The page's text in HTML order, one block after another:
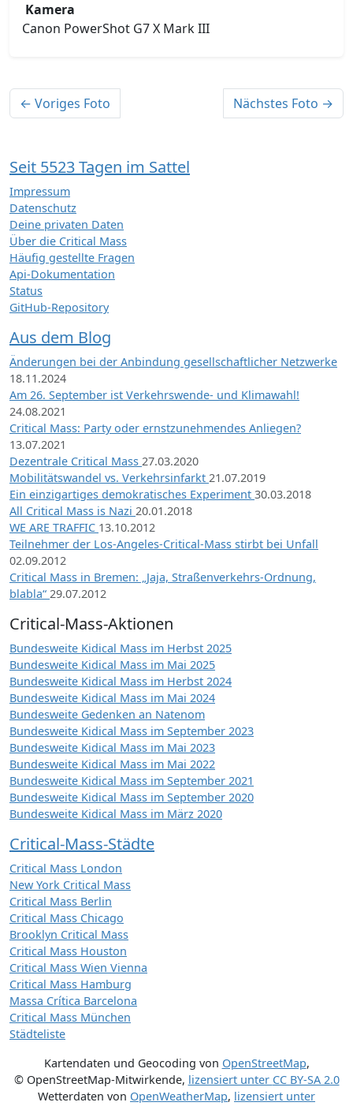
Kamera
Canon PowerShot G7 X Mark III
← Voriges Foto Nächstes Foto →
Seit 5523 Tagen im Sattel
Impressum
Datenschutz
Deine privaten Daten
Über die Critical Mass
Häufig gestellte Fragen
Api-Dokumentation
Status
GitHub-Repository
Aus dem Blog
Änderungen bei der Anbindung gesellschaftlicher Netzwerke
18.11.2024
Am 26. September ist Verkehrswende- und Klimawahl!
24.08.2021
Critical Mass: Party oder ernstzunehmendes Anliegen?
13.07.2021
Dezentrale Critical Mass 27.03.2020
Mobilitätswandel vs. Verkehrsinfarkt 21.07.2019
Ein einzigartiges demokratisches Experiment 30.03.2018
All Critical Mass is Nazi 20.01.2018
WE ARE TRAFFIC 13.10.2012
Teilnehmer der Los-Angeles-Critical-Mass stirbt bei Unfall
02.09.2012
Critical Mass in Bremen: „Jaja, Straßenverkehrs-Ordnung,
blabla“ 29.07.2012
Critical-Mass-Aktionen
Bundesweite Kidical Mass im Herbst 2025
Bundesweite Kidical Mass im Mai 2025
Bundesweite Kidical Mass im Herbst 2024
Bundesweite Kidical Mass im Mai 2024
Bundesweite Gedenken an Natenom
Bundesweite Kidical Mass im September 2023
Bundesweite Kidical Mass im Mai 2023
Bundesweite Kidical Mass im Mai 2022
Bundesweite Kidical Mass im September 2021
Bundesweite Kidical Mass im September 2020
Bundesweite Kidical Mass im März 2020
Critical-Mass-Städte
Critical Mass London
New York Critical Mass
Critical Mass Berlin
Critical Mass Chicago
Brooklyn Critical Mass
Critical Mass Houston
Critical Mass Wien Vienna
Critical Mass Hamburg
Massa Crítica Barcelona
Critical Mass München
Städteliste
Kartendaten und Geocoding von OpenStreetMap,
© OpenStreetMap-Mitwirkende, lizensiert unter CC BY-SA 2.0
Wetterdaten von OpenWeatherMap, lizensiert unter